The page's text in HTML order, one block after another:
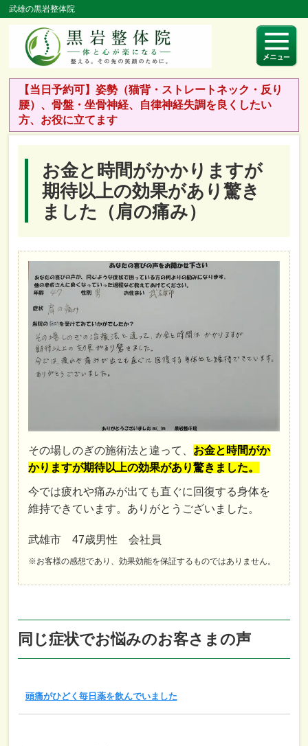
武雄の黒岩整体院
【当日予約可】姿勢（猫背・ストレートネック・反り
腰）、骨盤・坐骨神経、自律神経失調を良くしたい
方、お役に立てます
お金と時間がかかりますが
期待以上の効果があり驚き
ました（肩の痛み）
その場しのぎの施術法と違って、 お金と時間がか
かりますが期待以上の効果があり驚きました。
今では疲れや痛みが出ても直ぐに回復する身体を
維持できています。ありがとうございました。
武雄市 47歳男性 会社員
※お客様の感想であり、効果効能を保証するものではありません。
同じ症状でお悩みのお客さまの声
頭痛がひどく毎日薬を飲んでいました